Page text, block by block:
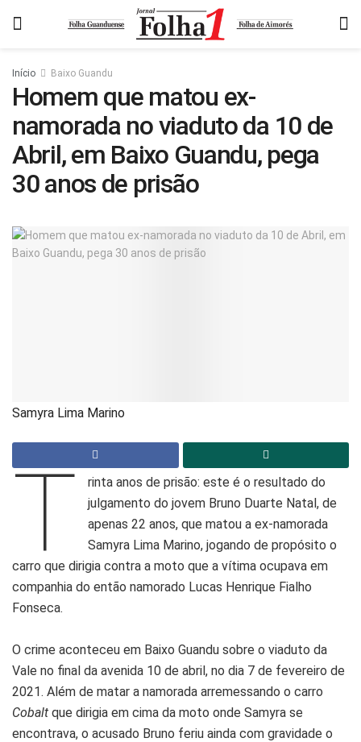
Início Baixo Guandu
Homem que matou ex-
namorada no viaduto da 10 de
Abril, em Baixo Guandu, pega
30 anos de prisão
Samyra Lima Marino
T
rinta anos de prisão: este é o resultado do
julgamento do jovem Bruno Duarte Natal, de
apenas 22 anos, que matou a ex-namorada
Samyra Lima Marino, jogando de propósito o
carro que dirigia contra a moto que a vítima ocupava em
companhia do então namorado Lucas Henrique Fialho
Fonseca.
O crime aconteceu em Baixo Guandu sobre o viaduto da
Vale no final da avenida 10 de abril, no dia 7 de fevereiro de
2021. Além de matar a namorada arremessando o carro
Cobalt que dirigia em cima da moto onde Samyra se
encontrava, o acusado Bruno feriu ainda com gravidade o